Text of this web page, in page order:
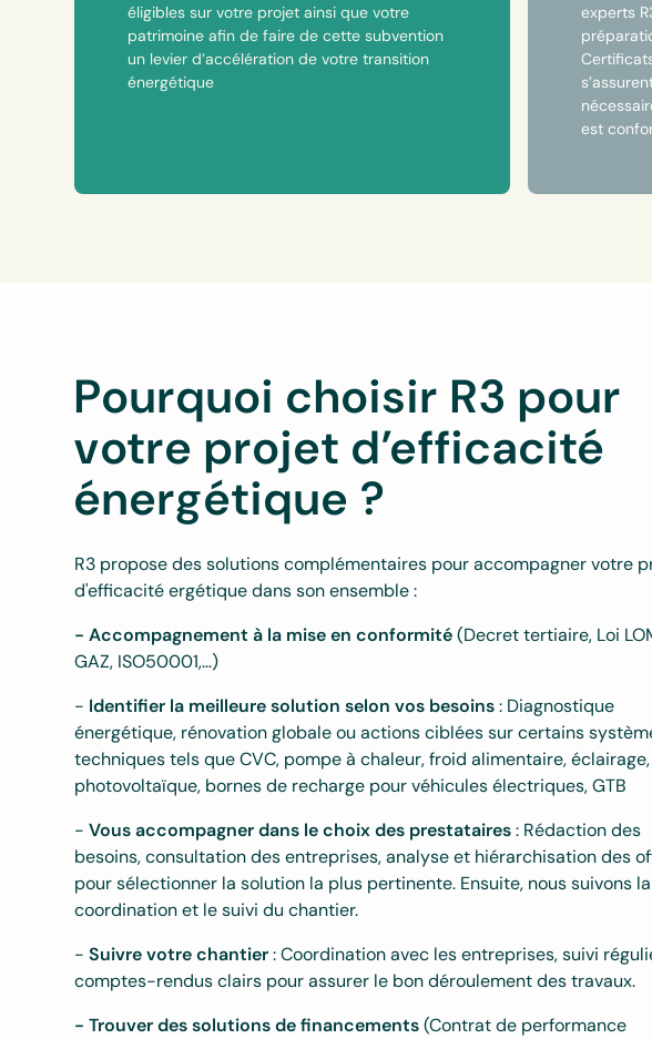
éligibles sur votre projet ainsi que votre
patrimoine afin de faire de cette subvention
un levier d’accélération de votre transition
énergétique
experts
est
Pourquoi choisir R3 pour
votre projet d’efficacité
énergétique ?
R3 propose des solutions complémentaires pour accompagner votre
d'efficacité ergétique dans son ensemble :
- Accompagnement à la mise en conformité(Decret tertiaire, Loi
GAZ, ISO50001,…)
- Identifier la meilleure solution selon vos besoins: Diagnostique
énergétique, rénovation globale ou actions ciblées sur certains
techniques tels que CVC, pompe à chaleur, froid alimentaire, éclairage,
photovoltaïque, bornes de recharge pour véhicules électriques, GTB
-Vous accompagner dans le choix des prestataires: Rédaction des
besoins, consultation des entreprises, analyse et hiérarchisation des
pour sélectionner la solution la plus pertinente. Ensuite, nous suivons la
coordination et le suivi du chantier.
-Suivre votre chantier: Coordination avec les entreprises, suivi
comptes-rendus clairs pour assurer le bon déroulement des travaux.
- Trouver des solutions de financements(Contrat de performance